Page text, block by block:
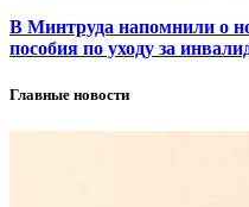
В Минтруда напомнили о
пособия по уходу за
Главные новости